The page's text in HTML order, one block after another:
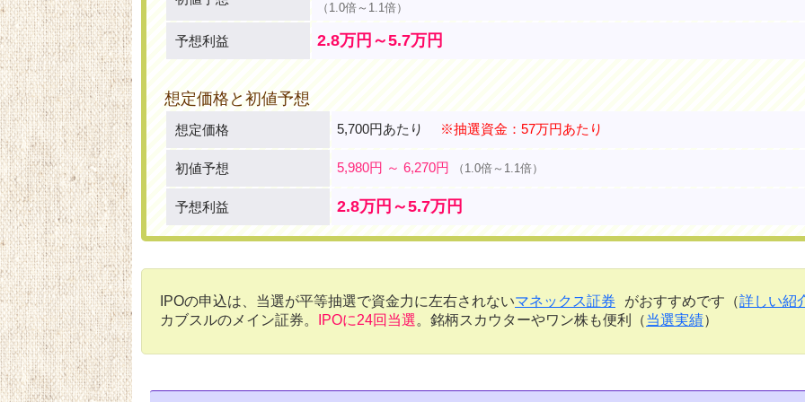
（1.0倍～1.1倍）
予想利益 2.8万円～5.7万円
想定価格と初値予想
想定価格 5,700円あたり ※抽選資金：57万円あたり
初値予想 5,980円 ～ 6,270円 （1.0倍～1.1倍）
予想利益 2.8万円～5.7万円
IPOの申込は、当選が平等抽選で資金力に左右されないマネックス証券 がおすすめです（詳しい紹
カブスルのメイン証券。
IPOに24回当選。銘柄スカウターやワン株も便利（当選実績）